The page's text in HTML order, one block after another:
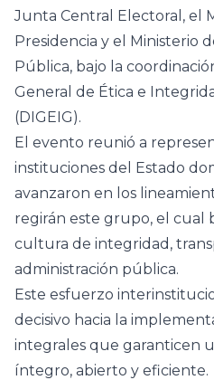
Junta Central Electoral, el
Presidencia y el Ministerio
Pública, bajo la
General de Ética e
(DIGEIG).
El evento reunió a
instituciones del Estado
avanzaron en los
regirán este grupo, el cual
cultura de integridad,
administración pública.
Este esfuerzo
decisivo hacia la
integrales que garanticen
íntegro, abierto y eficiente.